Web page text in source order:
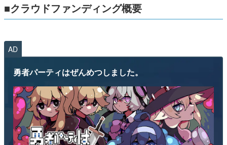
■クラウドファンディング概要
AD
勇者パーティはぜんめつしました。